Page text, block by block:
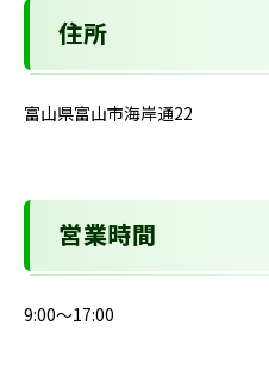
住所
富山県富山市海岸通22
営業時間
9:00～17:00